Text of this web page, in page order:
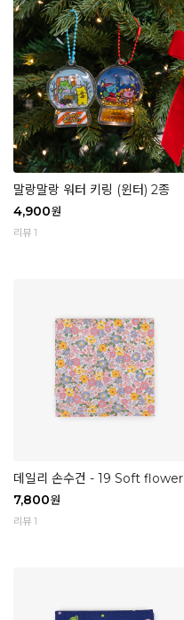
말랑말랑 워터 키링 (윈터) 2종
4,900원
리뷰 1
데일리 손수건 - 19 Soft flower
7,800원
리뷰 1